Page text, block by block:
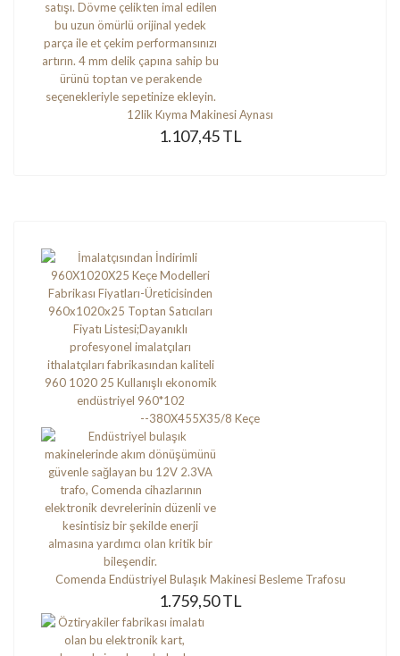
12lik Kıyma Makinesi Aynası
1.107,45 TL
--380X455X35/8 Keçe
Comenda Endüstriyel Bulaşık Makinesi Besleme Trafosu
1.759,50 TL